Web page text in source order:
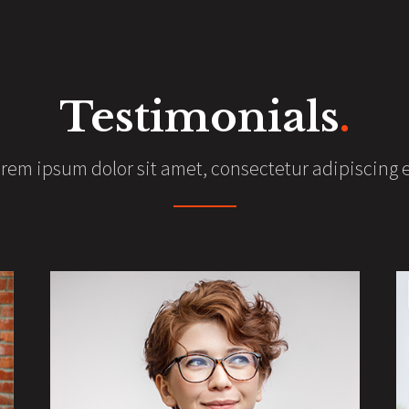
Testimonials.
ipsum dolor sit amet, consectetur adipiscing